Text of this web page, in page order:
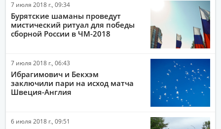
7 июля 2018 г., 09:34
Бурятские шаманы проведут
мистический ритуал для победы
сборной России в ЧМ-2018
7 июля 2018 г., 06:43
Ибрагимович и Бекхэм
заключили пари на исход матча
Швеция-Англия
6 июля 2018 г., 09:51